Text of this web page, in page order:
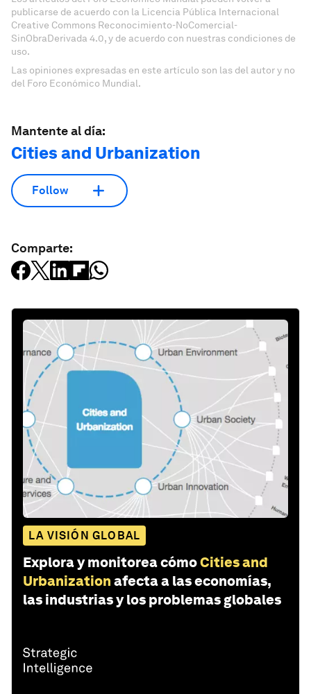
publicarse de acuerdo con la Licencia Pública Internacional
Creative Commons Reconocimiento-NoComercial-
SinObraDerivada 4.0, y de acuerdo con nuestras condiciones de
uso.
Las opiniones expresadas en este artículo son las del autor y no
del Foro Económico Mundial.
Mantente al día:
Cities and Urbanization
Follow
Comparte:
LA VISIÓN GLOBAL
Explora y monitorea cómoCities and
Urbanization afecta a las economías,
las industrias y los problemas globales